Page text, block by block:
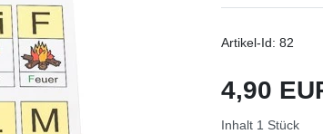
Artikel-Id: 82
4,90
Inhalt 1 Stück